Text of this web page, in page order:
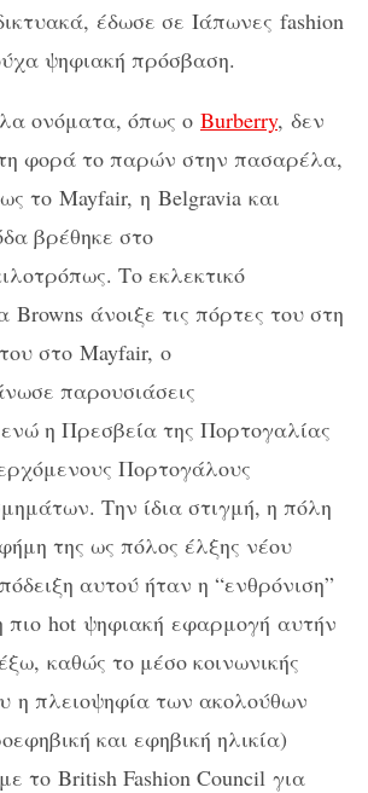
έδωσε σε Ιάπωνες fashion
ψηφιακή πρόσβαση.
ονόματα, όπως ο Burberry, δεν
φορά το παρών στην πασαρέλα,
το Mayfair, η Belgravia και
βρέθηκε στο
Το εκλεκτικό
Browns άνοιξε τις πόρτες του στη
στο Mayfair, ο
παρουσιάσεις
η Πρεσβεία της Πορτογαλίας
Πορτογάλους
Την ίδια στιγμή, η πόλη
της ως πόλος έλξης νέου
αυτού ήταν η “ενθρόνιση”
πιο hot ψηφιακή εφαρμογή αυτήν
καθώς το μέσο κοινωνικής
η πλειοψηφία των ακολούθων
και εφηβική ηλικία)
το British Fashion Council για